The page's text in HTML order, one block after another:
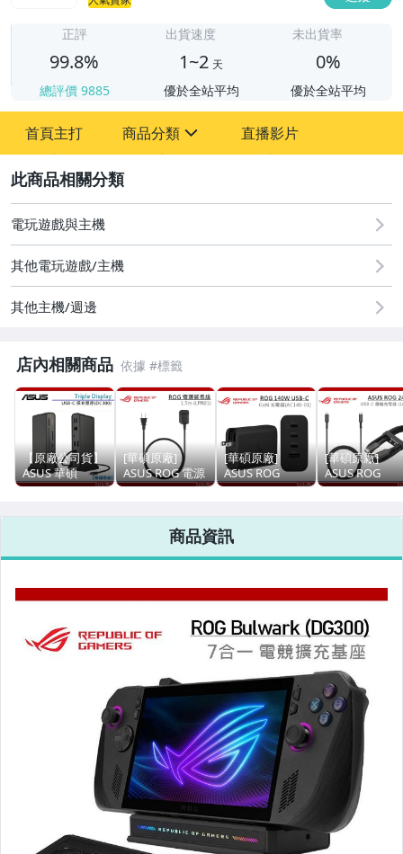
正評
99.8%
總評價 9885
出貨速度
1~2 天
優於全站平均
未出貨率
0%
優於全站平均
首頁主打 商品分類
圖書/影音/文具
汽機車精品百貨
玩具、模型與公仔
美容保養與彩妝
家電與影音視聽
電腦、平板與周邊
運動、戶外與休閒
直播影片
電玩遊戲與主機
其他電玩遊戲/主機
其他主機/週邊
店內相關商品
【原廠公司貨】
ASUS 華碩
Triple Display
DC300 USB-C
[華碩原廠]
ASUS ROG 電源
延長線 1.5m
ALLY 電源延長
線 充電延長線
[華碩原廠]
ASUS ROG
140W USB-C
(AC140-01) 附充
電線 Ally 充電器
[華碩原廠]
ASUS ROG
240W USB-C
1.5m 傳輸線 充
商品資訊